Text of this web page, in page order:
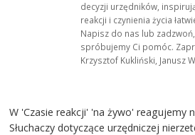
decyzji urzędników,
reakcji i czynienia życia
Napisz do nas lub
spróbujemy Ci pomóc.
Krzysztof Kukliński, Janusz
W 'Czasie reakcji' 'na żywo' reagujemy
Słuchaczy dotyczące urzędniczej